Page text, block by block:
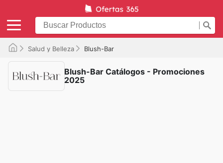
Salud y Belleza Blush-Bar
Blush-Bar Catálogos - Promociones
2025